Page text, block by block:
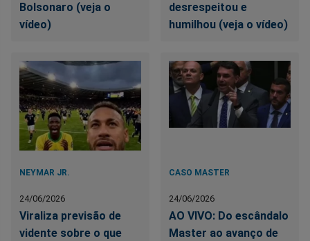
Bolsonaro (veja o
vídeo)
desrespeitou e
humilhou (veja o vídeo)
NEYMAR JR.
24/06/2026
Viraliza previsão de
vidente sobre o que
CASO MASTER
24/06/2026
AO VIVO: Do escândalo
Master ao avanço de